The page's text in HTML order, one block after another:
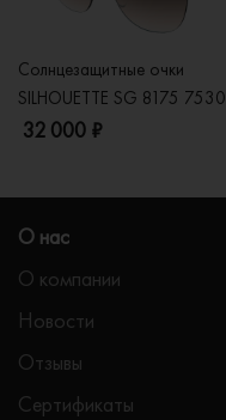
Солнцезащитные очки
SILHOUETTE SG 8175 7530
32 000 ₽
О нас
О компании
Новости
Отзывы
Сертификаты